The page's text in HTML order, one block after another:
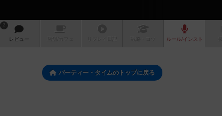
2
レビュー ルール/インスト
パーティー・タイムのトップに戻る